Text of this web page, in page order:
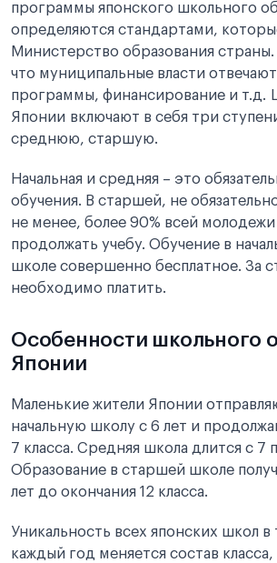
программы японского школьного
определяются стандартами,
Министерство образования страны.
что муниципальные власти
программы, финансирование и т.д.
Японии включают в себя три
среднюю, старшую.
Начальная и средняя – это
обучения. В старшей, не
не менее, более 90% всей
продолжать учебу. Обучение в
школе совершенно бесплатное. За
необходимо платить.
Особенности школьного
Японии
Маленькие жители Японии
начальную школу с 6 лет и
7 класса. Средняя школа длится с 7
Образование в старшей школе
лет до окончания 12 класса.
Уникальность всех японских школ в
каждый год меняется состав класса,